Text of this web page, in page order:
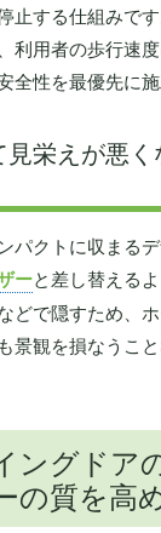
止する仕組みで
利用者の歩行速
全性を最優先に施
見栄えが悪
パクトに収まる
ーと差し替える
どで隠すため、
景観を損なうこ
ングドア
の質を高